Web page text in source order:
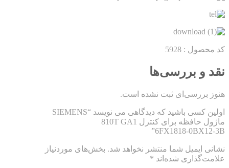
کد محصول : 5928
نقد و بررسی‌ها
هنوز بررسی‌ای ثبت نشده است.
اولین کسی باشید که دیدگاهی می نویسد “SIEMENS
ماژول حافظه برای کنترل 810T GA1
6FX1818-0BX12-3B”
نشانی ایمیل شما منتشر نخواهد شد. بخش‌های موردنیاز
علامت‌گذاری شده‌اند *